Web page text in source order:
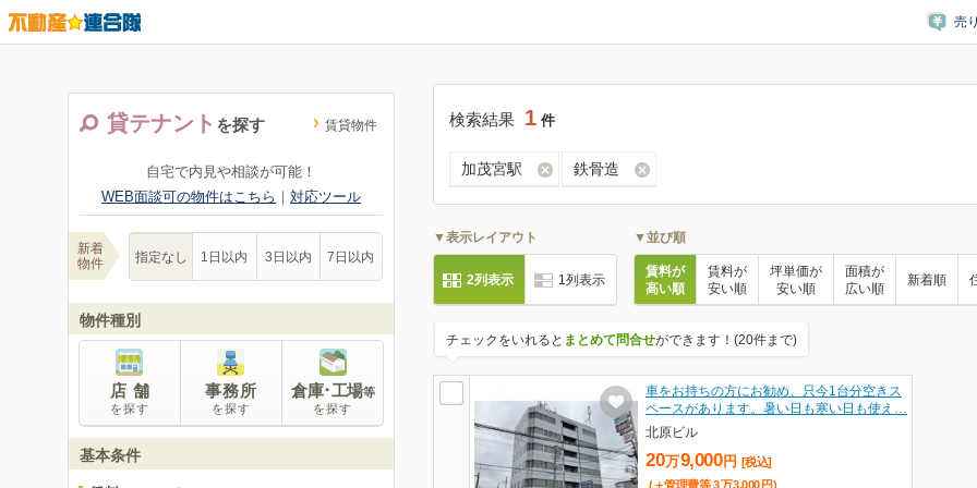
売
貸テナント を探す 賃貸物件
自宅で内見や相談が可能！
WEB面談可の物件はこちら ｜ 対応ツール
新着
物件
指定なし 1日以内 3日以内 7日以内
物件種別
店 舗
を探す
事務所
を探す
倉庫･工場等
を探す
基本条件
検索結果 1 件
加茂宮駅 鉄骨造
▼表示レイアウト
2列表示 1列表示
▼並び順
賃料が
高い順
賃料が
安い順
坪単価が
安い順
面積が
広い順
新着順
チェックをいれると まとめて問合せができます！(20件まで)
車をお持ちの方にお勧め、只今1台分空きス
ペースがあります。暑い日も寒い日も使え…
北原ビル
20万9,000 円
[税込]
(＋管理費等 3万3,000 円)